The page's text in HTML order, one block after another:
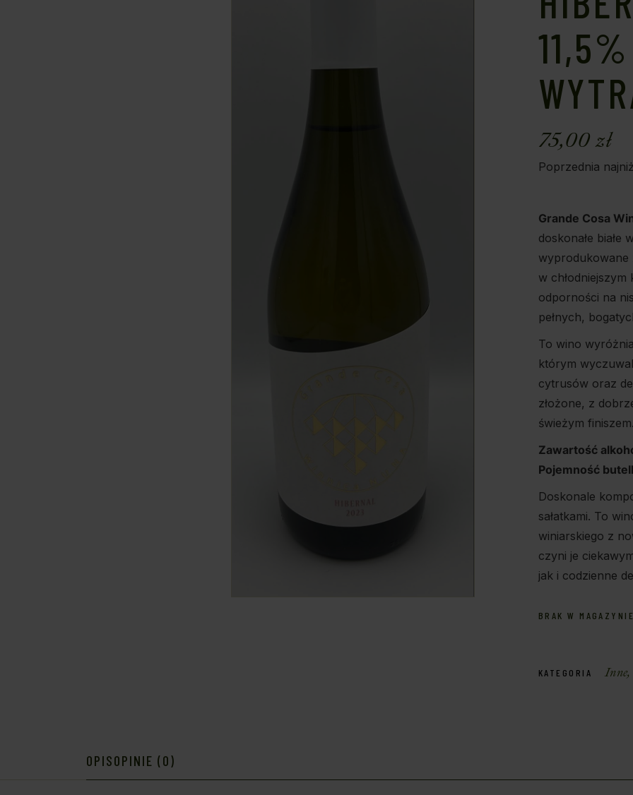
75,00zł
Poprzednia
Grande Cosa
doskonałe
wyprodukowane
w
odporności na
pełnych,
To wino
którym
cytrusów oraz
złożone, z
świeżym finiszem.
Zawartość
Pojemność
Doskonale
sałatkami. To
winiarskiego z
czyni je
jak i codzienne
BRAK W MAGAZYNIE
KATEGORIA Inne
OPISOPINIE (0)